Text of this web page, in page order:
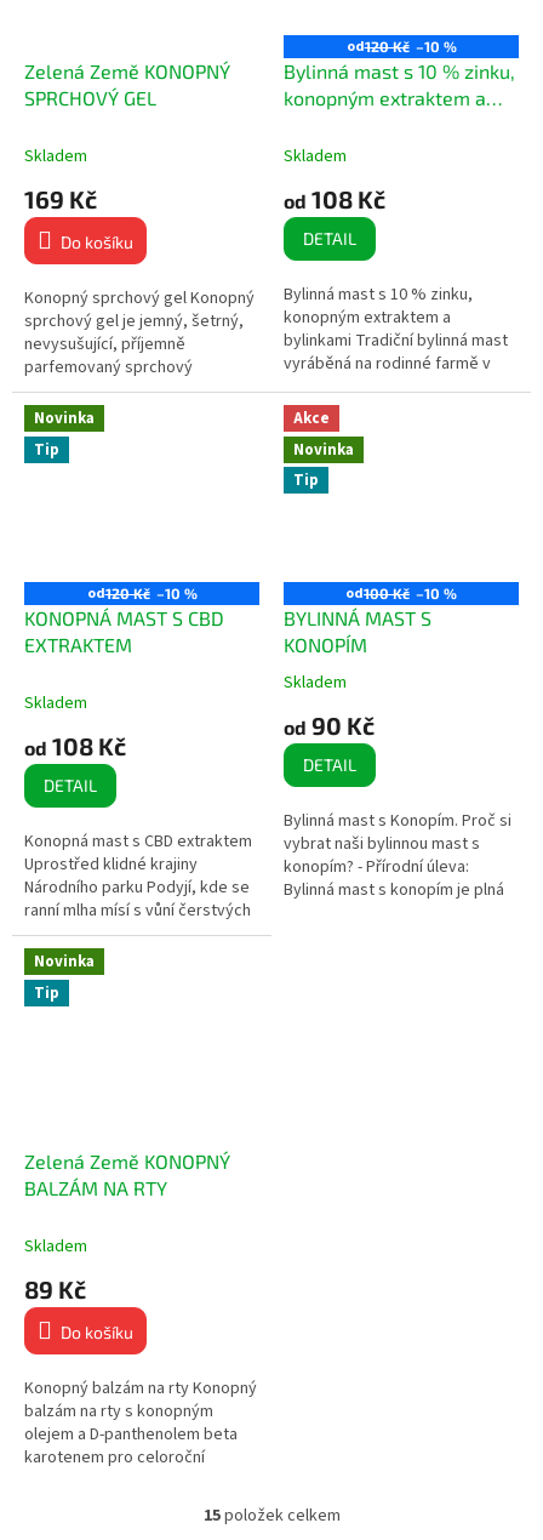
Zelená Země KONOPNÝ
SPRCHOVÝ GEL
Skladem
169 Kč
Do košíku
Konopný sprchový gel Konopný
sprchový gel je jemný, šetrný,
nevysušující, příjemně
parfemovaný sprchový
gel s 5% konopného oleje, D-
panthenolem a olivovým...
od120 Kč –10 %
Bylinná mast s 10 % zinku,
konopným extraktem a
Skladem
od 108 Kč
DETAIL
Bylinná mast s 10 % zinku,
konopným extraktem a
bylinkami Tradiční bylinná mast
vyráběná na rodinné farmě v
oblasti Podyjí National Park.
Spojuje sílu pečlivě vybraných...
Novinka
Tip
od120 Kč –10 %
KONOPNÁ MAST S CBD
EXTRAKTEM
Skladem
od 108 Kč
DETAIL
Konopná mast s CBD extraktem
Uprostřed klidné krajiny
Národního parku Podyjí, kde se
ranní mlha mísí s vůní čerstvých
bylin, pěstujeme naše konopí s
úctou k přírodě a jejím...
Akce
Novinka
Tip
od100 Kč –10 %
BYLINNÁ MAST S
KONOPÍM
Průměrné
produktu
je
5,0
5
hvězdiček.
Skladem
od 90 Kč
DETAIL
Bylinná mast s Konopím. Proč si
vybrat naši bylinnou mast s
konopím? - Přírodní úleva:
Bylinná mast s konopím je plná
Novinka
Tip
Zelená Země KONOPNÝ
BALZÁM NA RTY
Skladem
89 Kč
Do košíku
Konopný balzám na rty Konopný
balzám na rty s konopným
olejem a D-panthenolem beta
karotenem pro celoroční
regenerační balzám je jemně...
O
15položek celkem